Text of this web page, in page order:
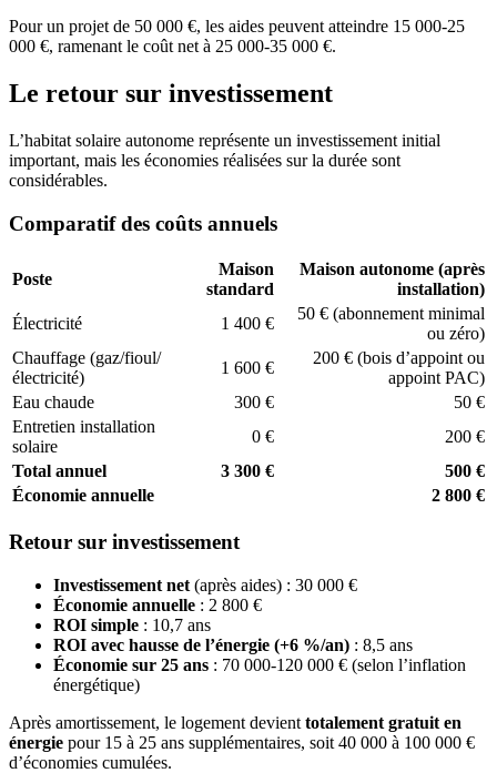
Pour un projet de 50 000 €, les aides peuvent atteindre 15 000-25
000 €, ramenant le coût net à 25 000-35 000 €.
Le retour sur investissement
L’habitat solaire autonome représente un investissement initial
important, mais les économies réalisées sur la durée sont
considérables.
Comparatif des coûts annuels
Poste
Maison
standard
Maison autonome (après
installation)
Électricité
1 400 €
50 € (abonnement minimal
ou zéro)
Chauffage (gaz/fioul/
électricité)
1 600 €
200 € (bois d’appoint ou
appoint PAC)
Eau chaude
300 €
50 €
Entretien installation
solaire
0 €
200 €
Total annuel
3 300 €
500 €
Économie annuelle
2 800 €
Retour sur investissement
Investissement net (après aides) : 30 000 €
Économie annuelle : 2 800 €
ROI simple : 10,7 ans
ROI avec hausse de l’énergie (+6 %/an) : 8,5 ans
Économie sur 25 ans : 70 000-120 000 € (selon l’inflation
énergétique)
Après amortissement, le logement devient totalement gratuit en
énergie pour 15 à 25 ans supplémentaires, soit 40 000 à 100 000 €
d’économies cumulées.